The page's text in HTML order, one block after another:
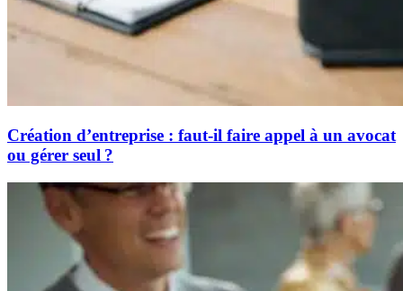
Création d’entreprise : faut-il faire appel à un avocat
ou gérer seul ?